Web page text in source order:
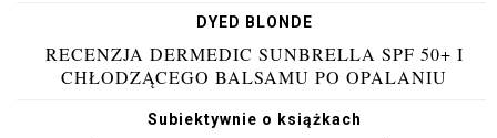
DYED BLONDE
RECENZJA DERMEDIC SUNBRELLA SPF 50+ I
CHŁODZĄCEGO BALSAMU PO OPALANIU
Subiektywnie o książkach